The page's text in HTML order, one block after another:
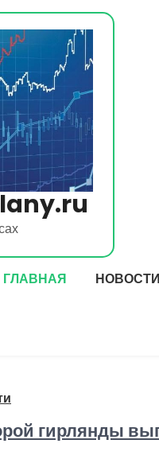
ГЛАВНАЯ НОВОСТИ
гирлянды